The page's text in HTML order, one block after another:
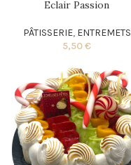
Eclair Passion
PÂTISSERIE, ENTREMETS
5,50€